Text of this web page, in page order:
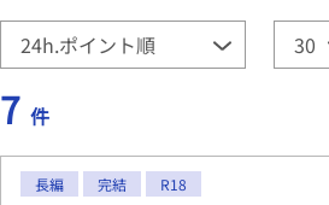
7 件
長編 完結 R18